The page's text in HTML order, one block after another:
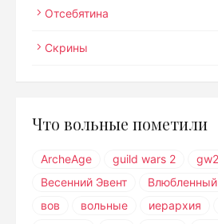
Отсебятина
Скрины
Что вольные пометили
ArcheAge guild wars 2 gw2
Весенний Эвент
вов
вольные иерархия